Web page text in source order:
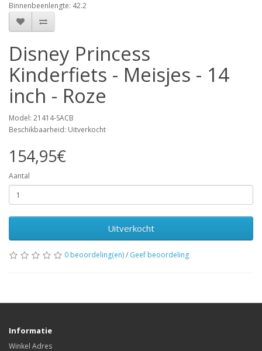
Binnenbeenlengte: 42.2
Disney Princess
Kinderfiets - Meisjes - 14
inch - Roze
Model: 21414-SACB
Beschikbaarheid: Uitverkocht
154,95€
Aantal
Uitverkocht
0 beoordeling(en)/ Geef beoordeling
Informatie
Winkel Adres